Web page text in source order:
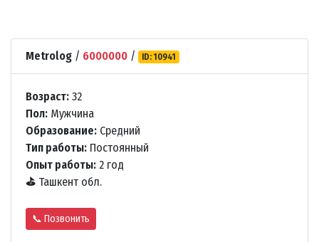
Metrolog / 6000000 / ID: 10941
Возраст: 32
Пол: Мужчина
Образование: Средний
Тип работы: Постоянный
Опыт работы: 2 год
⛳ Ташкент обл.
📞 Позвонить